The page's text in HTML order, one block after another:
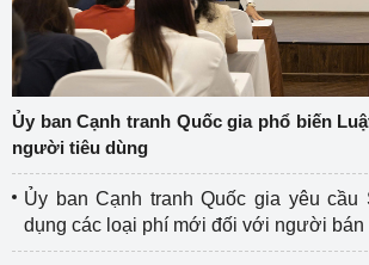
Ủy ban Cạnh tranh Quốc gia phổ biến
người tiêu dùng
Ủy ban Cạnh tranh Quốc gia yêu cầu
dụng các loại phí mới đối với người bán